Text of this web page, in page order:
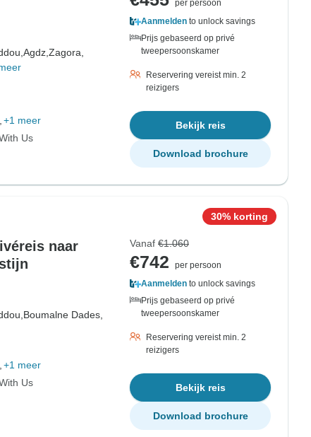
Agdz, Zagora,
+1 meer
Us
per persoon
Aanmelden to unlock savings
Prijs gebaseerd op privé
tweepersoonskamer
Reservering vereist min. 2
reizigers
Bekijk reis
Download brochure
naar
Boumalne Dades,
+1 meer
Us
30% korting
Vanaf €1.060
€742
per persoon
Aanmelden to unlock savings
Prijs gebaseerd op privé
tweepersoonskamer
Reservering vereist min. 2
reizigers
Bekijk reis
Download brochure